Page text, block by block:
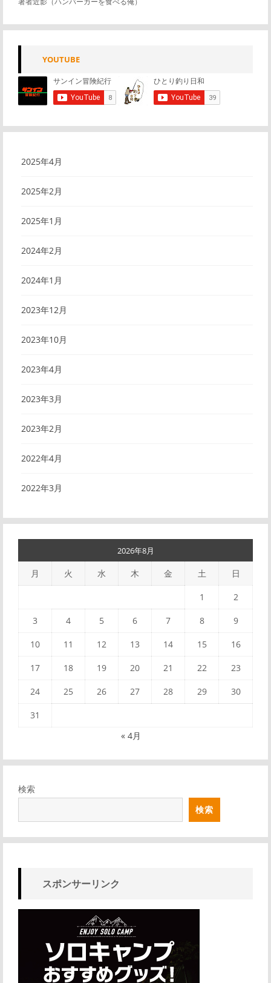
YOUTUBE
2025年4月
2025年2月
2025年1月
2024年2月
2024年1月
2023年12月
2023年10月
2023年4月
2023年3月
2023年2月
2022年4月
2022年3月
2026年8月
月 火 水 木 金 土 日
1 2
3 4 5 6 7 8 9
10 11 12 13 14 15 16
17 18 19 20 21 22 23
24 25 26 27 28 29 30
31
« 4月
検索
検索
スポンサーリンク